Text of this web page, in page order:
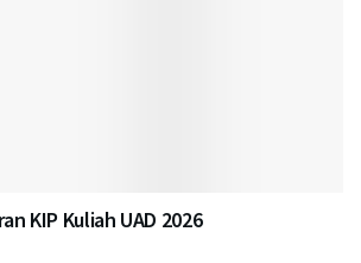
KIP Kuliah UAD 2026